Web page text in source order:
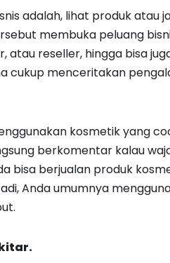
adalah, lihat produk atau
membuka peluang
reseller, hingga bisa
cukup menceritakan
kosmetik yang
berkomentar kalau
bisa berjualan produk
Anda umumnya